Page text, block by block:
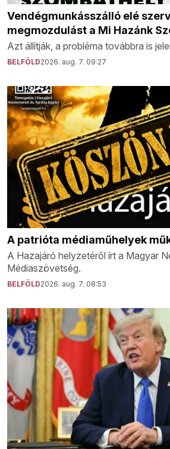
Vendégmunkásszálló elé
megmozdulást a Mi Hazánk
Azt állítják, a probléma továbbra is
BELFÖLD2026. aug. 7. 09:27
A patrióta médiaműhelyek
A Hazajáró helyzetéről írt a Magyar
Médiaszövetség.
BELFÖLD2026. aug. 7. 08:53